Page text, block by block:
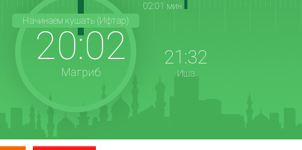
02:01 мин
Начинаем кушать (Ифтар)
20:02
Магриб
21:32
Иша